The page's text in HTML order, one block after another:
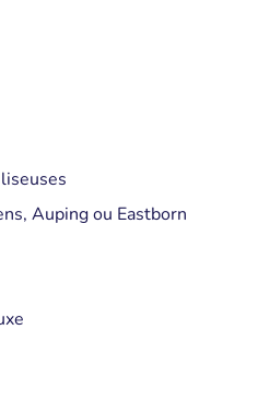
Auping ou Eastborn